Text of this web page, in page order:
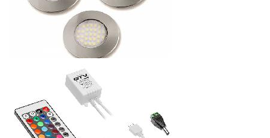
402.36р.
КОМПЛЕКТ СВЕТОДИОДНЫХ СВЕТИЛЬНИКОВ (3
КРУГЛЫХ) BARRI PLUS 220-240V, 3Х1,5W, IP20
от 386.4